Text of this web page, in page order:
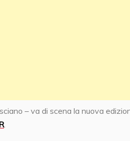
– va di scena la nuova
.